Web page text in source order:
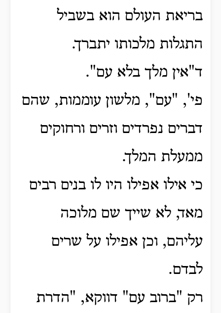
בריאת העולם הוא בשביל
התגלות מלכותו יתברך.
ד"אין מלך בלא עם".
פי', "עם", מלשון עוממות, שהם
דברים נפרדים וזרים ורחוקים
ממעלת המלך.
כי אילו אפילו היו לו בנים רבים
מאד, לא שייך שם מלוכה
עליהם, וכן אפילו על שרים
לבדם.
רק "ברוב עם" דווקא, "הדרת